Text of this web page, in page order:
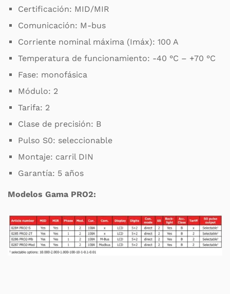
Certificación: MID/MIR
Comunicación: M-bus
Corriente nominal máxima (Imáx): 100 A
Temperatura de funcionamiento: -40 °C – +70 °C
Fase: monofásica
Módulo: 2
Tarifa: 2
Clase de precisión: B
Pulso S0: seleccionable
Montaje: carril DIN
Garantía: 5 años
Modelos Gama PRO2: